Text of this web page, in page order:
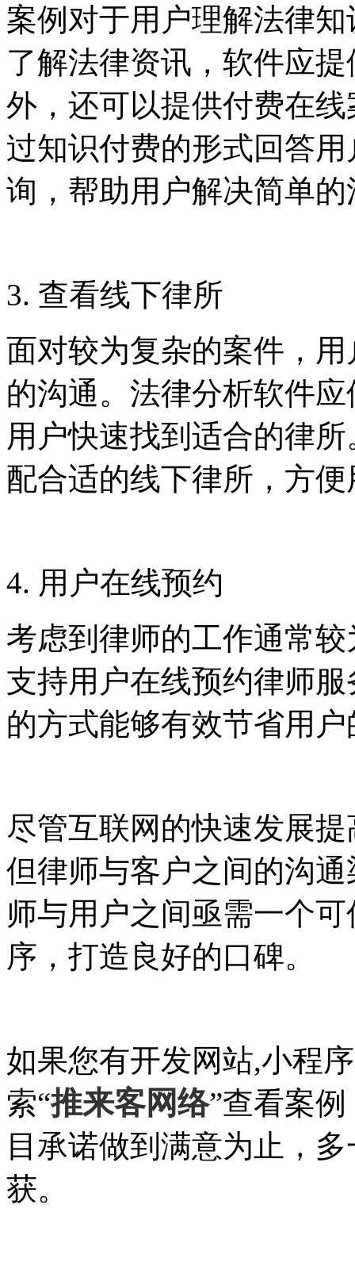
案例对于用户理解法律
了解法律资讯，软件应
外，还可以提供付费在
过知识付费的形式回答
询，帮助用户解决简单
3. 查看线下律所
面对较为复杂的案件，
的沟通。法律分析软件
用户快速找到适合的律
配合适的线下律所，方
4. 用户在线预约
考虑到律师的工作通常
支持用户在线预约律师
的方式能够有效节省用
尽管互联网的快速发展
但律师与客户之间的沟
师与用户之间亟需一个
序，打造良好的口碑。
如果您有开发网站,小程
索“推来客网络”查看案
目承诺做到满意为止，
获。